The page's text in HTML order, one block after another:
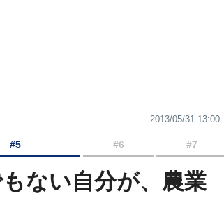
2013/05/31 13:00
#5 #6 #7
ない自分が、農業